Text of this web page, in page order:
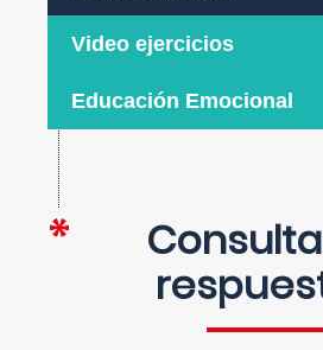
Video ejercicios
Educación Emocional